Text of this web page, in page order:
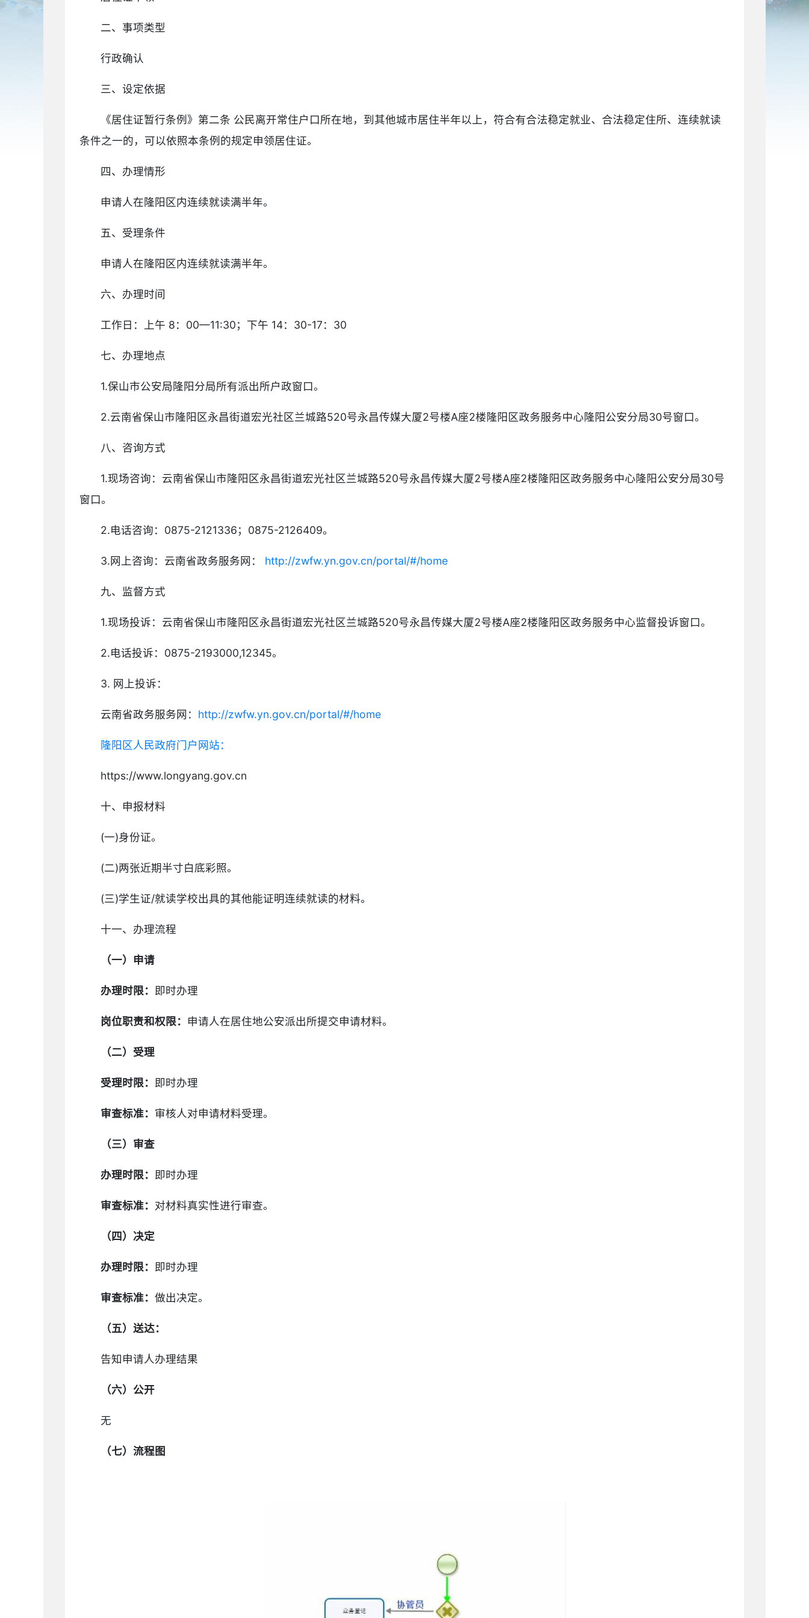
二、事项类型
行政确认
三、设定依据
《居住证暂行条例》第二条 公民离开常住户口所在地，到其他城市居住半年以上，符合有合法稳定就业、合法稳定住所、连续就读
条件之一的，可以依照本条例的规定申领居住证。
四、办理情形
申请人在隆阳区内连续就读满半年。
五、受理条件
申请人在隆阳区内连续就读满半年。
六、办理时间
工作日：上午 8：00—11:30；下午 14：30-17：30
七、办理地点
1.保山市公安局隆阳分局所有派出所户政窗口。
2.云南省保山市隆阳区永昌街道宏光社区兰城路520号永昌传媒大厦2号楼A座2楼隆阳区政务服务中心隆阳公安分局30号窗口。
八、咨询方式
1.现场咨询：云南省保山市隆阳区永昌街道宏光社区兰城路520号永昌传媒大厦2号楼A座2楼隆阳区政务服务中心隆阳公安分局30号
窗口。
2.电话咨询：0875-2121336；0875-2126409。
3.网上咨询：云南省政务服务网： http://zwfw.yn.gov.cn/portal/#/home
九、监督方式
1.现场投诉：云南省保山市隆阳区永昌街道宏光社区兰城路520号永昌传媒大厦2号楼A座2楼隆阳区政务服务中心监督投诉窗口。
2.电话投诉：0875-2193000,12345。
3. 网上投诉：
云南省政务服务网： http://zwfw.yn.gov.cn/portal/#/home
隆阳区人民政府门户网站：
https://www.longyang.gov.cn
十、申报材料
(一)身份证。
(二)两张近期半寸白底彩照。
(三)学生证/就读学校出具的其他能证明连续就读的材料。
十一、办理流程
（一）申请
办理时限： 即时办理
岗位职责和权限： 申请人在居住地公安派出所提交申请材料。
（二）受理
受理时限： 即时办理
审查标准： 审核人对申请材料受理。
（三）审查
办理时限： 即时办理
审查标准： 对材料真实性进行审查。
（四）决定
办理时限： 即时办理
审查标准：做出决定。
（五）送达：
告知申请人办理结果
（六）公开
无
（七）流程图